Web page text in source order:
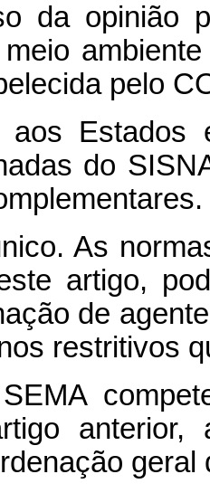
da opinião
pelo
Estados
do
As
artigo,
de
restritivos